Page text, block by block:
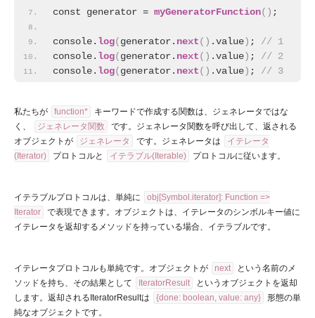
const generator = myGeneratorFunction( ) ;
console. log(generator. next( ) .value) ;
// 1
console. log(generator. next( ) .value) ;
// 2
console. log(generator. next( ) .value) ; // 3
私たちが function*
キーワードで作成する関数は、ジェネレータではな
く、
ジェネレータ関数
です。ジェネレータ関数を呼び出して、返される
オブジェクトが
ジェネレータ です。ジェネレータは
イテレータ
(Iterator)
プロトコルと イテラブル(Iterable) プロトコルに従います。
イテラブルプロトコルは、単純に
obj[Symbol.iterator]: Function =>
Iterator
で表現できます。オブジェクトは、イテレータのシンボルキー値に
イテレータを返却するメソッドを持っている場合、イテラブルです。
イテレータプロトコルも単純です。オブジェクトが next
という名前のメ
ソッドを持ち、その結果として
IteratorResult
というオブジェクトを返却
します。返却されるIteratorResultは
{done: boolean, value: any}
形態の単
純なオブジェクトです。